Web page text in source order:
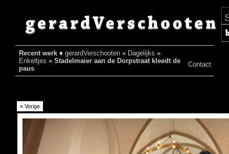
Recent werk♦ gerardVerschooten» Dagelijks »
Enkeltjes » Stadelmaier aan de Dorpstraat kleedt de
paus
Contact
« Vorige